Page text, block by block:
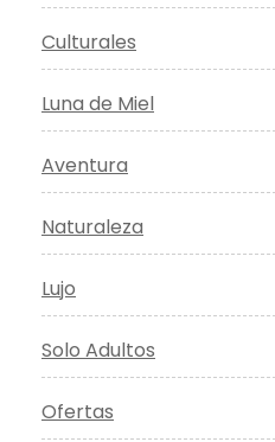
Culturales
Luna de Miel
Aventura
Naturaleza
Lujo
Solo Adultos
Ofertas